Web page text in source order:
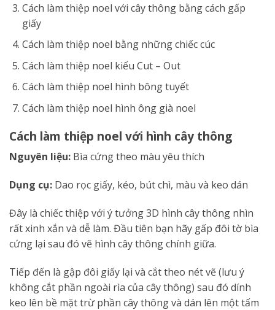
Cách làm thiệp noel với cây thông bằng cách gấp
giấy
Cách làm thiệp noel bằng những chiếc cúc
Cách làm thiệp noel kiểu Cut – Out
Cách làm thiệp noel hình bông tuyết
Cách làm thiệp noel hình ông già noel
Cách làm thiệp noel với hình cây thông
Nguyên liệu: Bìa cứng theo màu yêu thích
Dụng cụ: Dao rọc giấy, kéo, bút chì, màu và keo dán
Đây là chiếc thiệp với ý tưởng 3D hình cây thông nhìn
rất xinh xắn và dễ làm. Đầu tiên bạn hãy gấp đôi tờ bìa
cứng lại sau đó vẽ hình cây thông chính giữa.
Tiếp đến là gập đôi giấy lại và cắt theo nét vẽ (lưu ý
không cắt phần ngoài rìa của cây thông) sau đó dính
keo lên bề mặt trừ phần cây thông và dán lên một tấm